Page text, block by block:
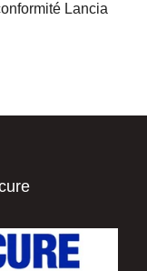
Lancia